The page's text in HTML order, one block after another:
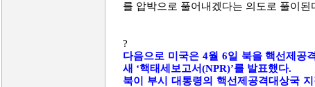
를 압박으로 풀어내겠다는 의도로 풀이된
?
다음으로 미국은 4월 6일 북을 핵선제공
새 ‘핵태세보고서(NPR)’를 발표했다.
북이 부시 대통령의 핵선제공격대상국